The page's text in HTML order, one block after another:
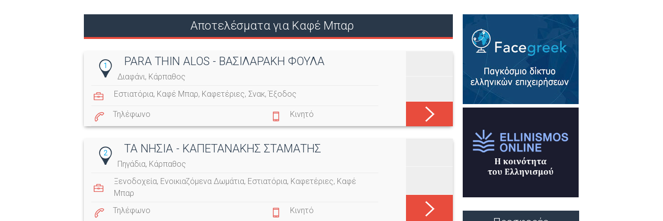
Ο
Ύ
Αποτελέσματα για Καφέ Μπαρ
1 PARA THIN ALOS - ΒΑΣΙΛΑΡΑΚΗ ΦΟΥΛΑ
Διαφάνι, Κάρπαθος
Εστιατόρια, Καφέ Μπαρ, Καφετέριες, Σνακ,Έξοδος
Τηλέφωνο Κινητό
2 ΤΑ ΝΗΣΙΑ - ΚΑΠΕΤΑΝΑΚΗΣ ΣΤΑΜΑΤΗΣ
Πηγάδια, Κάρπαθος
Ξενοδοχεία, Ενοικιαζόμενα Δωμάτια, Εστιατόρια, Καφετέριες, Καφέ
Μπαρ
Τηλέφωνο
Κινητό